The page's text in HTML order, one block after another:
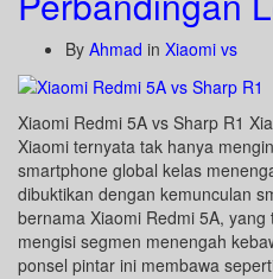
By Ahmad in Xiaomi vs
Xiaomi Redmi 5A vs Sharp R1
Xiaomi ternyata tak hanya
smartphone global kelas
dibuktikan dengan kemunculan
bernama Xiaomi Redmi 5A,
mengisi segmen menengah
ponsel pintar ini membawa